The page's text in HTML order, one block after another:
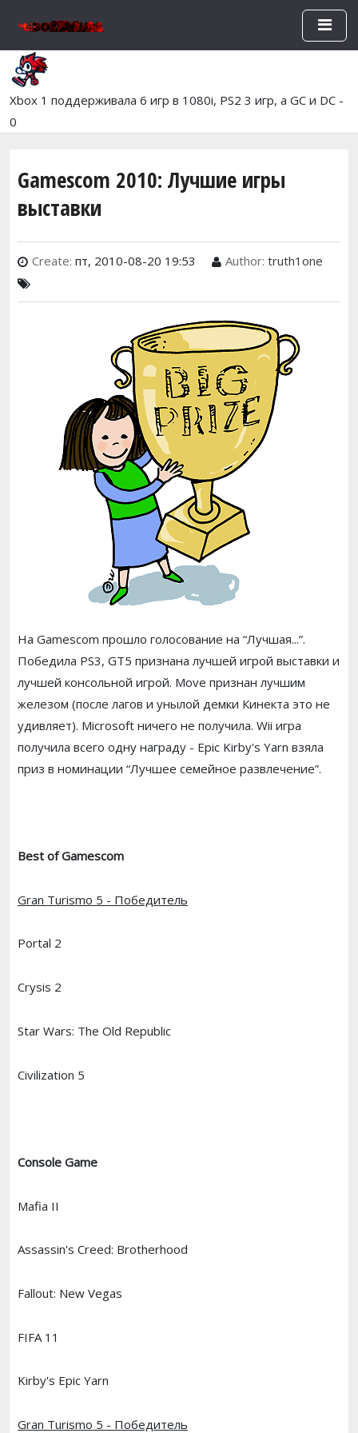
Перейти к основному
Xbox 1 поддерживала 6 игр в 1080i, PS2 3 игр, а GC и DC -
0
Gamescom 2010: Лучшие игры
выставки
Create: пт, 2010-08-20 19:53 Author: truth1one
На Gamescom прошло голосование на “Лучшая...”.
Победила PS3, GT5 признана лучшей игрой выставки и
лучшей консольной игрой. Move признан лучшим
железом (после лагов и унылой демки Кинекта это не
удивляет). Microsoft ничего не получила. Wii игра
получила всего одну награду - Epic Kirby's Yarn взяла
приз в номинации “Лучшее семейное развлечение”.
Best of Gamescom
Gran Turismo 5 - Победитель
Portal 2
Crysis 2
Star Wars: The Old Republic
Civilization 5
Console Game
Mafia II
Assassin's Creed: Brotherhood
Fallout: New Vegas
FIFA 11
Kirby's Epic Yarn
Gran Turismo 5 - Победитель